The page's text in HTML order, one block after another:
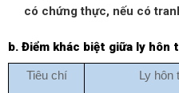
có chứng thực, nếu có
b. Điểm khác biệt giữa ly hôn
Tiêu chí Ly hôn